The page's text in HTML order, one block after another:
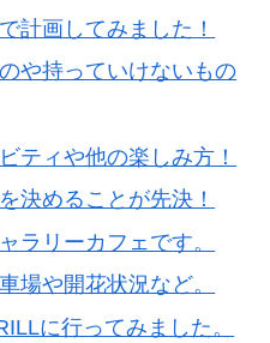
計画してみました！
や持っていけないもの
ティや他の楽しみ方！
決めることが先決！
ラリーカフェです。
場や開花状況など。
に行ってみました。